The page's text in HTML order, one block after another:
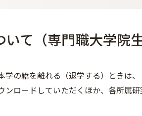
て（専門職大学院生
学の籍を離れる（退学する）ときは
ンロードしていただくほか、各所属研